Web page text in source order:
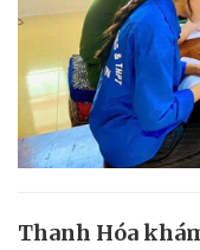
Thanh Hóa